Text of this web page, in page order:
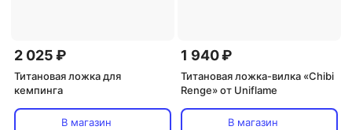
2 025 ₽
Титановая ложка для
кемпинга
В магазин
1 940 ₽
Титановая ложка-вилка «Chibi
Renge» от Uniflame
В магазин